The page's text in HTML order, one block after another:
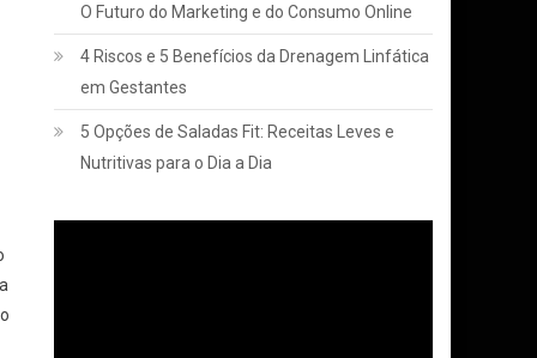
O Futuro do Marketing e do Consumo Online
4 Riscos e 5 Benefícios da Drenagem Linfática
em Gestantes
5 Opções de Saladas Fit: Receitas Leves e
Nutritivas para o Dia a Dia